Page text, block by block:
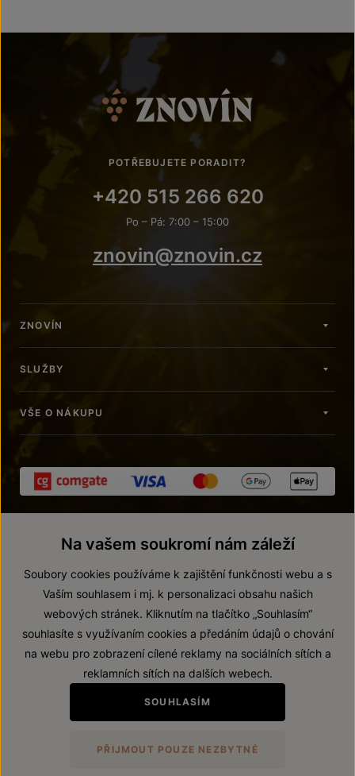
POTŘEBUJETE PORADIT?
+420 515 266 620
Po – Pá: 7:00 – 15:00
znovin@znovin.cz
ZNOVÍN
SLUŽBY
VŠE O NÁKUPU
© 2026 ZNOVÍN ZNOJMO, a. s.
Prohlášení o přístupnosti
Zákaz prodeje alkoholických nápojů osobám mladším 18 let.
VytvořilwebProgress
Na vašem soukromí nám záleží
Soubory cookies používáme k zajištění funkčnosti webu a s
Vaším souhlasem i mj. k personalizaci obsahu našich
webových stránek. Kliknutím na tlačítko „Souhlasím“
souhlasíte s využívaním cookies a předáním údajů o chování
na webu pro zobrazení cílené reklamy na sociálních sítích a
reklamních sítích na dalších webech.
SOUHLASÍM
PŘIJMOUT POUZE NEZBYTNÉ